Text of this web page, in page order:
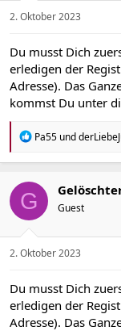
2. Oktober 2023
Du musst Dich
erledigen der
Adresse). Das
kommst Du unter
R
a
t
i
o
e
n
Pa55 und
G Guest
2. Oktober 2023
Du musst Dich
erledigen der
Adresse). Das